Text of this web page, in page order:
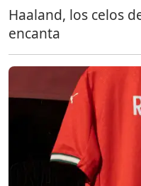
Haaland, los celos
encanta